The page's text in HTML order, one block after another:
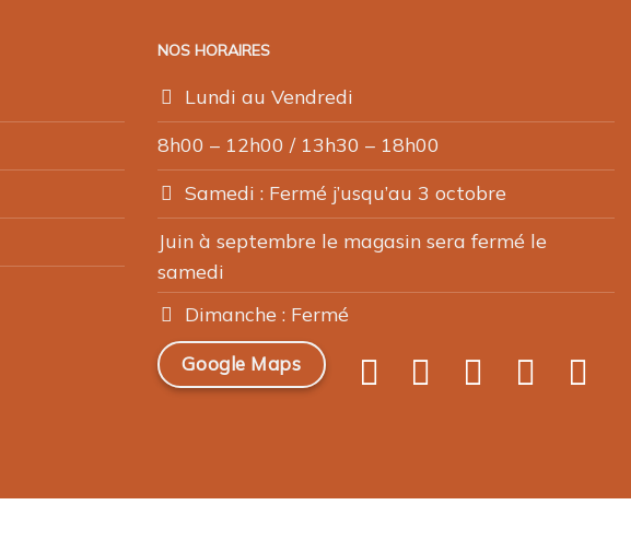
NOS HORAIRES
Lundi au Vendredi
8h00 – 12h00 / 13h30 – 18h00
Samedi : Fermé j’usqu’au 3 octobre
Juin à septembre le magasin sera fermé le
samedi
Dimanche : Fermé
Google Maps